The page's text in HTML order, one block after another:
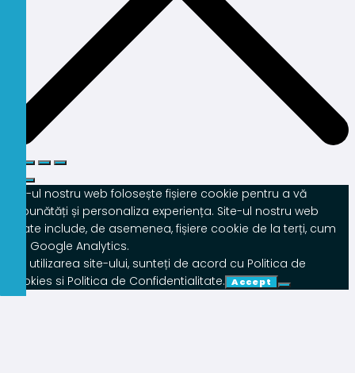
Site-ul nostru web folosește fișiere cookie pentru a vă
îmbunătăți și personaliza experiența. Site-ul nostru web
poate include, de asemenea, fișiere cookie de la terți, cum
ar fi Google Analytics.
Prin utilizarea site-ului, sunteți de acord cu Politica de
Cookies si Politica de Confidentialitate. Accept